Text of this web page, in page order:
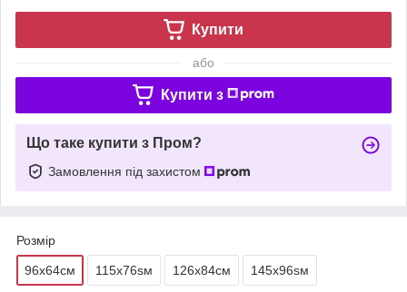
Купити
або
Купити з
Що таке купити з Пром?
Замовлення під захистом
Розмір
96х64см 115x76sм 126х84см 145x96sм